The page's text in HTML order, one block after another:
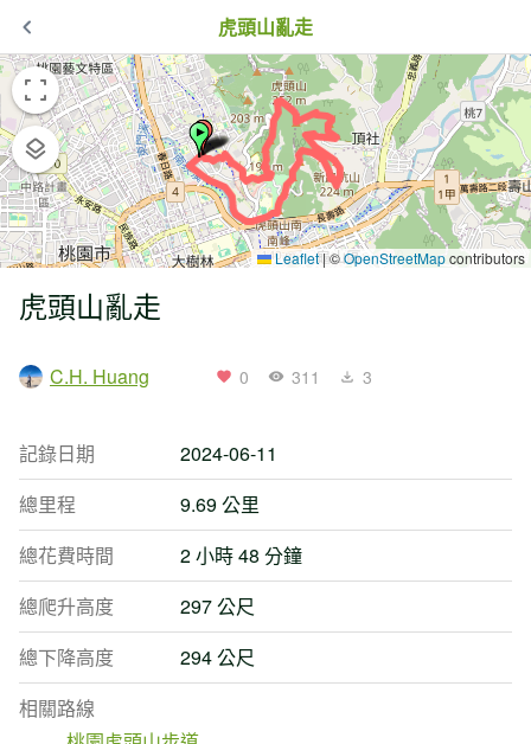
虎頭山亂走
Leaflet|©OpenStreetMapcontributors
虎頭山亂走
C.H. Huang 0 311 3
記錄日期
2024-06-11
總里程
9.69 公里
總花費時間
2 小時 48 分鐘
總爬升高度
297 公尺
總下降高度
294 公尺
相關路線